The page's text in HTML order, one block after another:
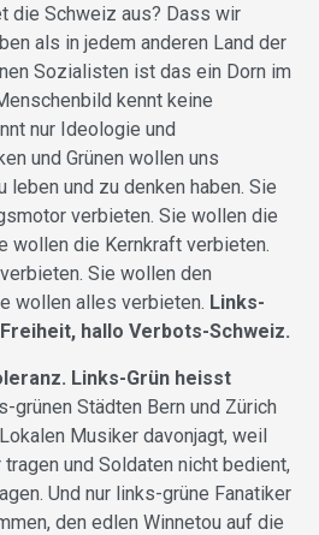
die Schweiz aus? Dass wir
als in jedem anderen Land der
Sozialisten ist das ein Dorn im
kennt keine
nur Ideologie und
und Grünen wollen uns
und zu denken haben. Sie
verbieten. Sie wollen die
wollen die Kernkraft verbieten.
Sie wollen den
wollen alles verbieten. Links-
hallo Verbots-Schweiz.
Links-Grün heisst
grünen Städten Bern und Zürich
Musiker davonjagt, weil
und Soldaten nicht bedient,
Und nur links-grüne Fanatiker
den edlen Winnetou auf die